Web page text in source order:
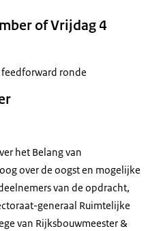
of Vrijdag 4
ronde
het Belang van
over de oogst en mogelijke
van de opdracht,
generaal Ruimtelijke
van Rijksbouwmeester &